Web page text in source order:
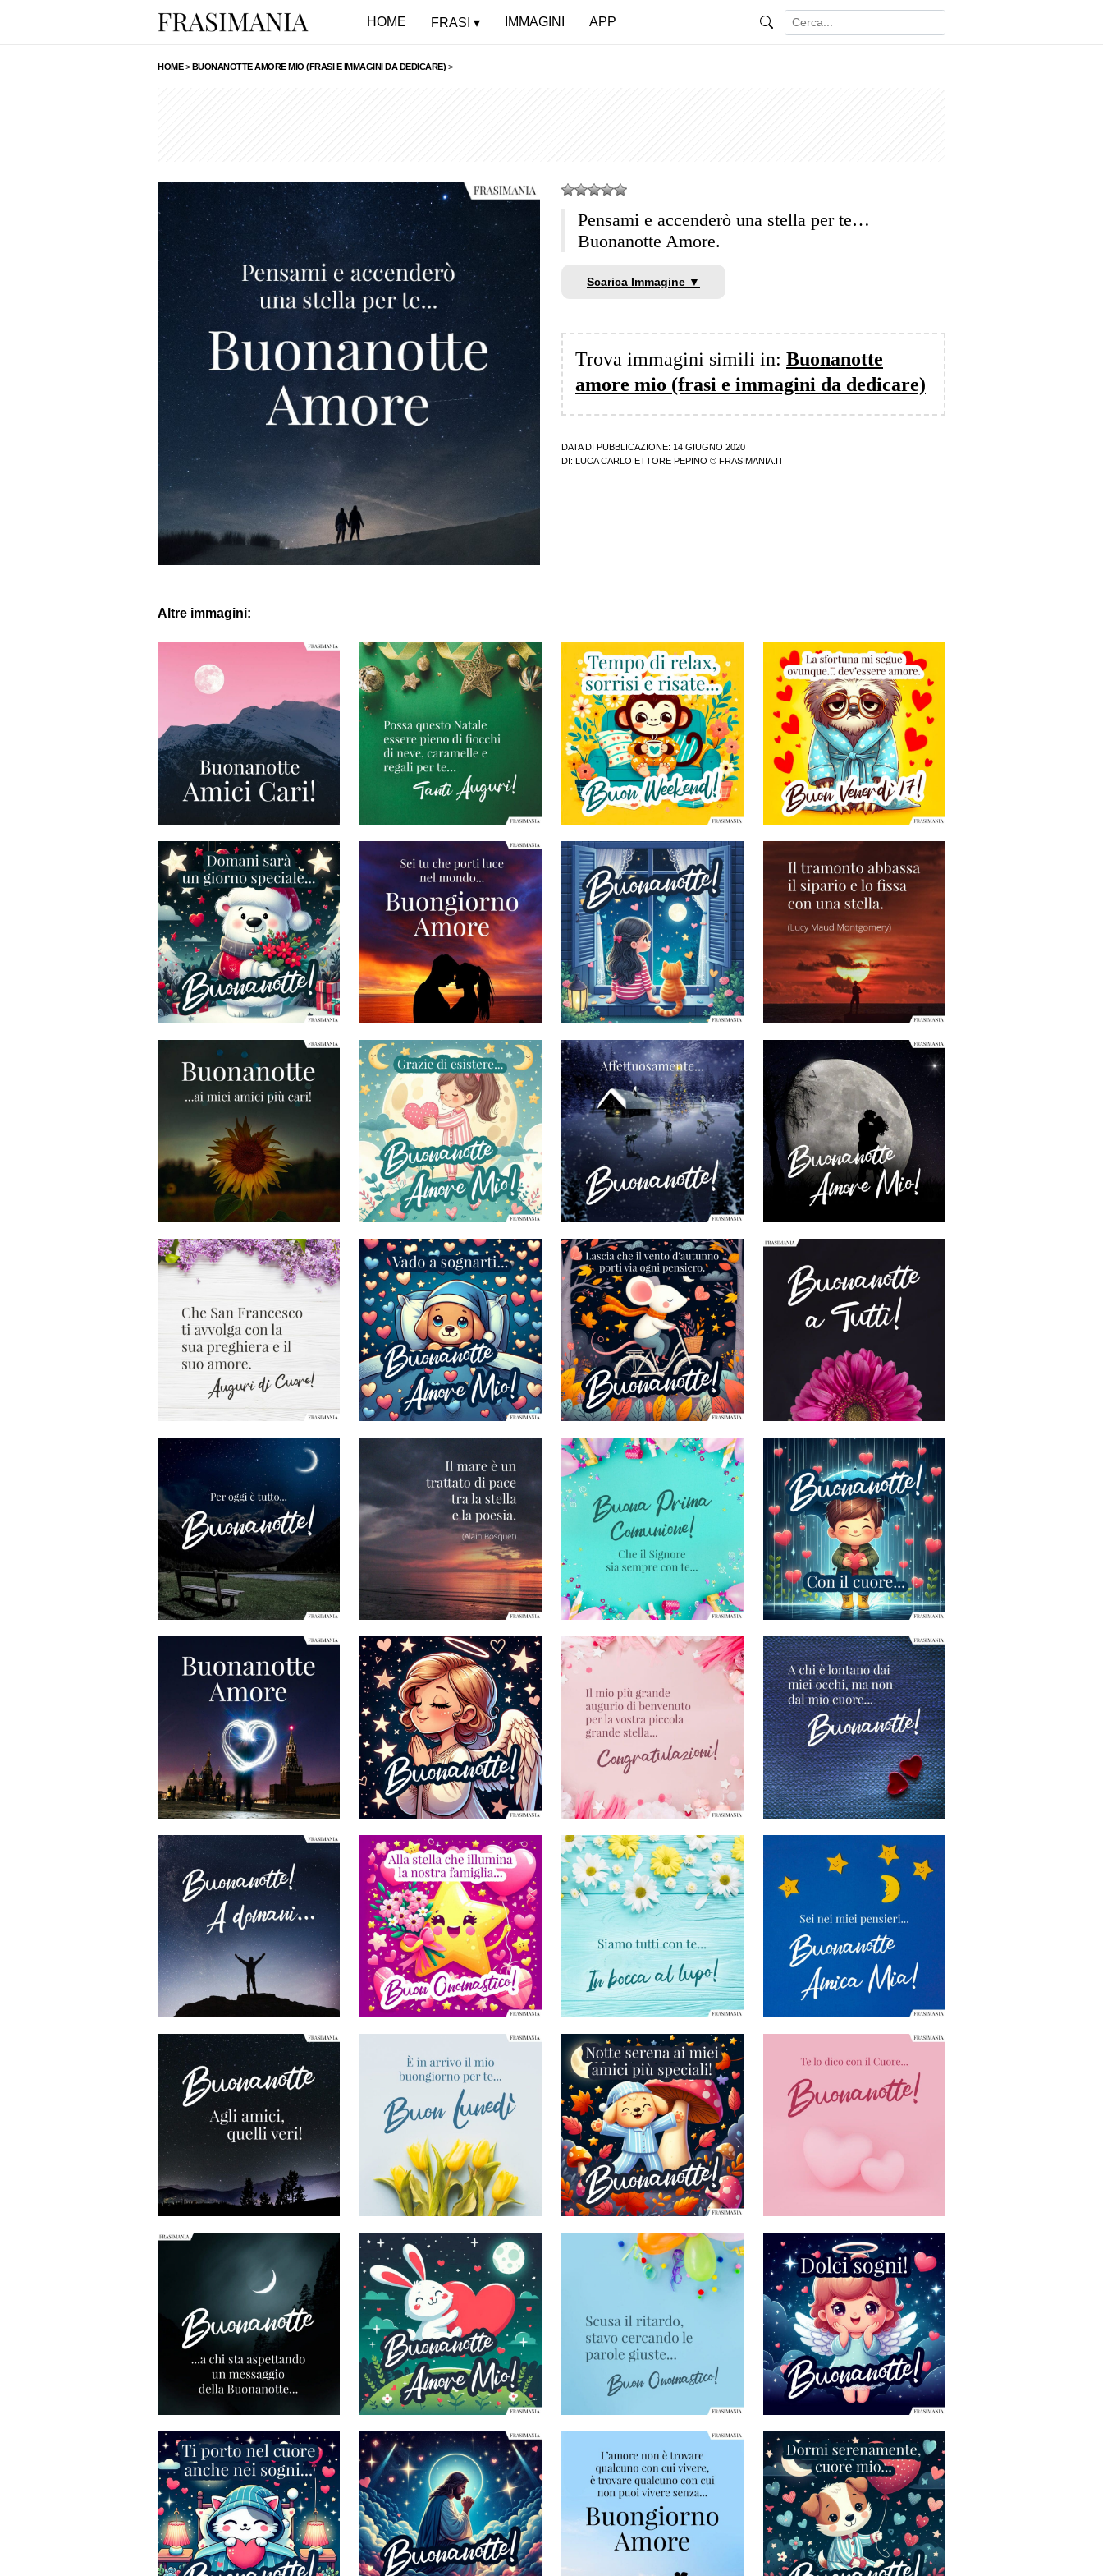
HOME FRASI IMMAGINI APP
HOME>BUONANOTTE AMORE MIO (FRASI E IMMAGINI DA DEDICARE) >
Pensami e accenderò una stella per te…
Buonanotte Amore.
Scarica Immagine ▼
Trova immagini simili in: Buonanotte
amore mio (frasi e immagini da dedicare)
DATA DI PUBBLICAZIONE: 14 GIUGNO 2020
DI:
LUCA CARLO ETTORE PEPINO © FRASIMANIA.IT
Altre immagini: